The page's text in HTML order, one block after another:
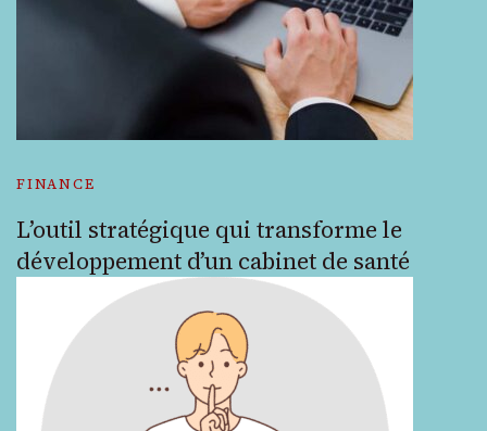
FINANCE
L’outil stratégique qui transforme le
développement d’un cabinet de santé